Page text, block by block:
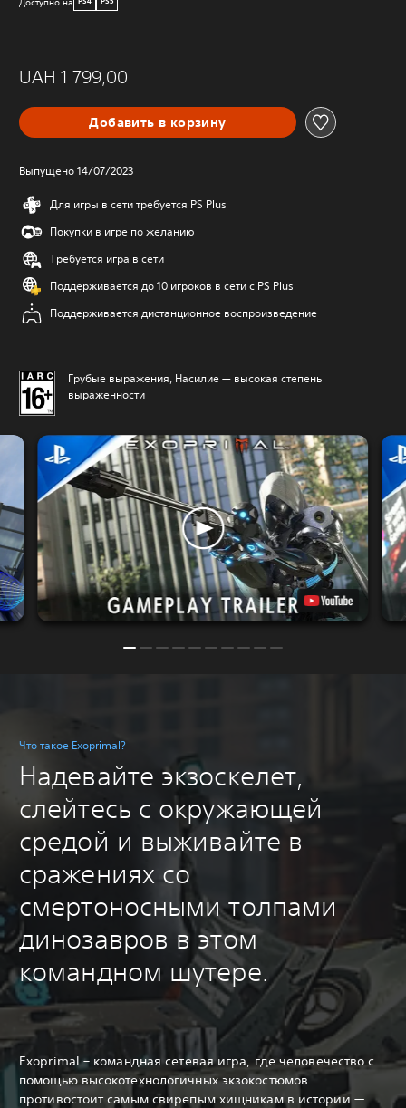
UAH 1 799,00
Добавить в корзину
Выпущено 14/07/2023
Для игры в сети требуется PS Plus
Покупки в игре по желанию
Требуется игра в сети
Поддерживается до 10 игроков в сети с PS Plus
Поддерживается дистанционное воспроизведение
Грубые выражения, Насилие — высокая степень
выраженности
Что такое Exoprimal?
Надевайте экзоскелет,
слейтесь с окружающей
средой и выживайте в
сражениях со
смертоносными толпами
динозавров в этом
командном шутере.
Exoprimal – командная сетевая игра, где человечество с
помощью высокотехнологичных экзокостюмов
противостоит самым свирепым хищникам в истории —